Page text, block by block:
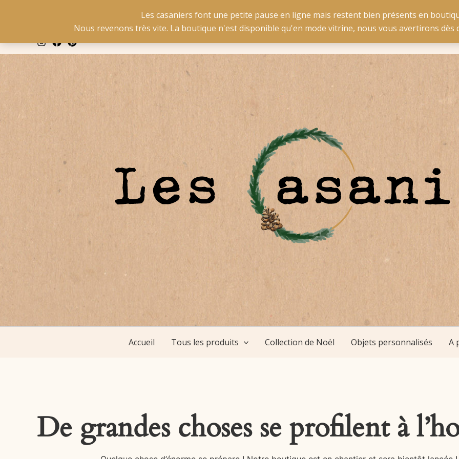
La livraison est gratuite pour la Belgique à partir de 50 € d'achat et pour la France
Les casaniers font une petite pause en ligne mais restent bien présents en
Nous revenons très vite. La boutique n'est disponible qu'en mode vitrine, nous vous avertirons dès
Accueil Tous les produits Collection de Noël Objets personnalisés A
De grandes choses se profilent à